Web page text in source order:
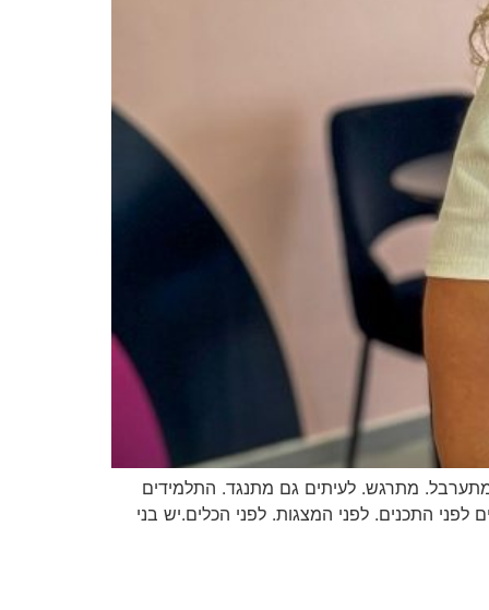
מתרגש. לעיתים גם מתנגד. התלמידים
התכנים. לפני המצגות. לפני הכלים.יש בני